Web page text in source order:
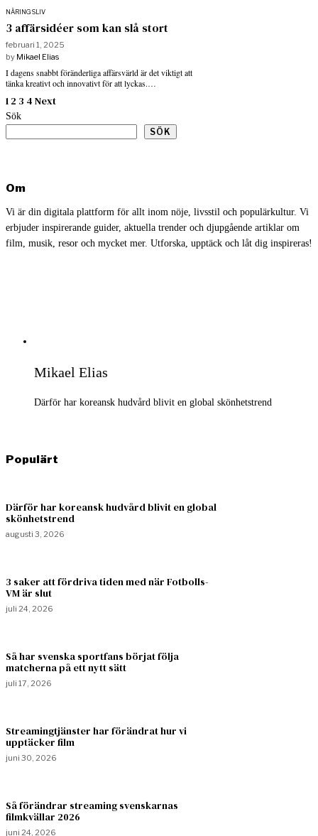
NÄRINGSLIV
3 affärsidéer som kan slå stort
februari 1, 2025
by Mikael Elias
I dagens snabbt föränderliga affärsvärld är det viktigt att
tänka kreativt och innovativt för att lyckas.…
1 2 3 4 Next
Sök
SÖK
Om
Vi är din digitala plattform för allt inom nöje, livsstil och populärkultur. Vi
erbjuder inspirerande guider, aktuella trender och djupgående artiklar om
film, musik, resor och mycket mer. Utforska, upptäck och låt dig inspireras!
Mikael Elias
Därför har koreansk hudvård blivit en global skönhetstrend
Populärt
Därför har koreansk hudvård blivit en global
skönhetstrend
augusti 3, 2026
3 saker att fördriva tiden med när Fotbolls-
VM är slut
juli 24, 2026
Så har svenska sportfans börjat följa
matcherna på ett nytt sätt
juli 17, 2026
Streamingtjänster har förändrat hur vi
upptäcker film
juni 30, 2026
Så förändrar streaming svenskarnas
filmkvällar 2026
juni 24, 2026